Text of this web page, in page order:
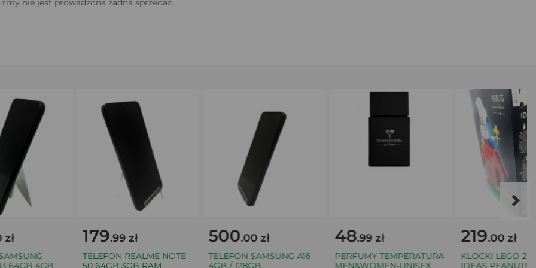
nie jest prowadzona żadna sprzedaż.
64GB 4GB
179.99 zł
TELEFON REALME NOTE
50 64GB 3GB RAM
500.00 zł
TELEFON SAMSUNG A16
4GB / 128GB
48.99 zł
PERFUMY TEMPERATURA
MEN&WOMEN-UNISEX
219.00 zł
KLOCKI LEGO 21368
IDEAS PEANUTS